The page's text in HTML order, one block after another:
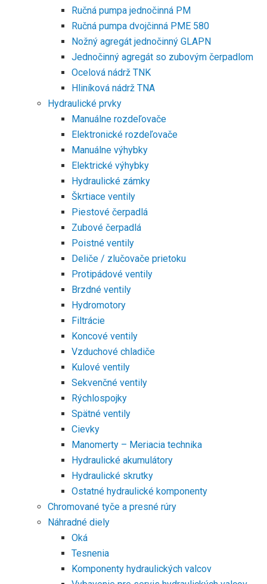
Ručná pumpa jednočinná PM
Ručná pumpa dvojčinná PME 580
Nožný agregát jednočinný GLAPN
Jednočinný agregát so zubovým čerpadlom
Ocelová nádrž TNK
Hliníková nádrž TNA
Hydraulické prvky
Manuálne rozdeľovače
Elektronické rozdeľovače
Manuálne výhybky
Elektrické výhybky
Hydraulické zámky
Škrtiace ventily
Piestové čerpadlá
Zubové čerpadlá
Poistné ventily
Deliče / zlučovače prietoku
Protipádové ventily
Brzdné ventily
Hydromotory
Filtrácie
Koncové ventily
Vzduchové chladiče
Kulové ventily
Sekvenčné ventily
Rýchlospojky
Spätné ventily
Cievky
Manomerty – Meriacia technika
Hydraulické akumulátory
Hydraulické skrutky
Ostatné hydraulické komponenty
Chromované tyče a presné rúry
Náhradné diely
Oká
Tesnenia
Komponenty hydraulických valcov